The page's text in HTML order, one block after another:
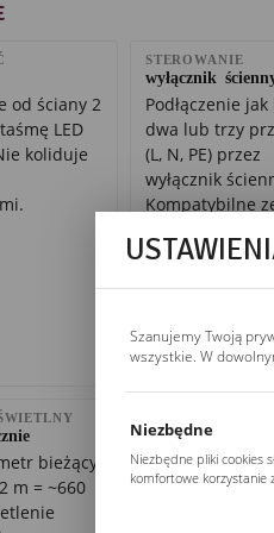
od ściany 2
LED
koliduje
STEROWANIE
wyłącznik
Podłączenie
dwa lub trzy
(L, N, PE) przez
wyłącznik
Kompatybilne
(Sonoff Mini,
wyłącznika.
bieżący
m = ~660
20 000 h (L70)
L70 = po 20 000
strumień
Szanujemy Twoją
wszystkie. W
Niezbędne
Niezbędne pliki cookies
komfortowe korzystanie
Twoich ustawień